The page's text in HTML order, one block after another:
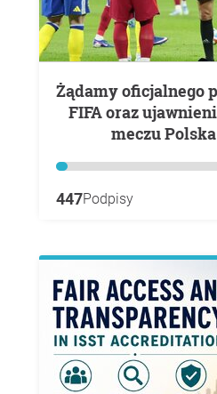
Żądamy oficjalnego protestu PZPN do
FIFA oraz
meczu
447Podpisy